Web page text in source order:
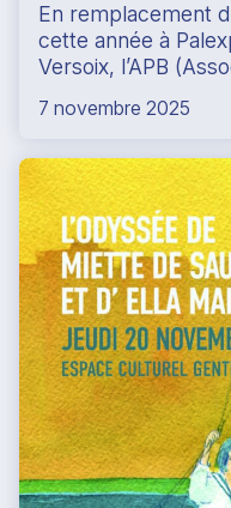
En remplacement
cette année à
Versoix, l’APB
7 novembre 2025